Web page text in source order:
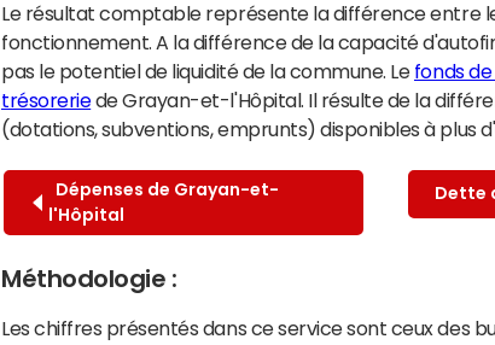
Le résultat comptable représente la différence entre
fonctionnement. A la différence de la capacité
pas le potentiel de liquidité de la commune. Le fonds
trésoreriede Grayan-et-l'Hôpital. Il résulte de la
(dotations, subventions, emprunts) disponibles à plus
Dépenses de Grayan-et-
l'Hôpital
Dette
Méthodologie :
Les chiffres présentés dans ce service sont ceux des